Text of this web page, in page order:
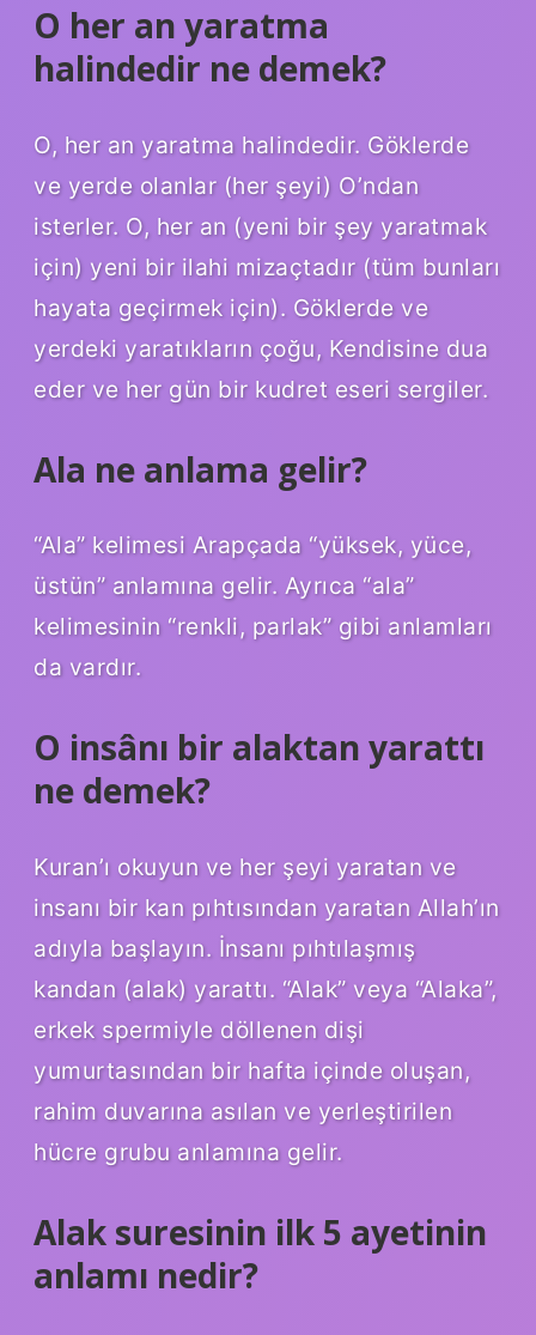
O her an yaratma
halindedir ne demek?
O, her an yaratma halindedir. Göklerde
ve yerde olanlar (her şeyi) O’ndan
isterler. O, her an (yeni bir şey yaratmak
için) yeni bir ilahi mizaçtadır (tüm bunları
hayata geçirmek için). Göklerde ve
yerdeki yaratıkların çoğu, Kendisine dua
eder ve her gün bir kudret eseri sergiler.
Ala ne anlama gelir?
“Ala” kelimesi Arapçada “yüksek, yüce,
üstün” anlamına gelir. Ayrıca “ala”
kelimesinin “renkli, parlak” gibi anlamları
da vardır.
O insânı bir alaktan yarattı
ne demek?
Kuran’ı okuyun ve her şeyi yaratan ve
insanı bir kan pıhtısından yaratan Allah’ın
adıyla başlayın. İnsanı pıhtılaşmış
kandan (alak) yarattı. “Alak” veya “Alaka”,
erkek spermiyle döllenen dişi
yumurtasından bir hafta içinde oluşan,
rahim duvarına asılan ve yerleştirilen
hücre grubu anlamına gelir.
Alak suresinin ilk 5 ayetinin
anlamı nedir?